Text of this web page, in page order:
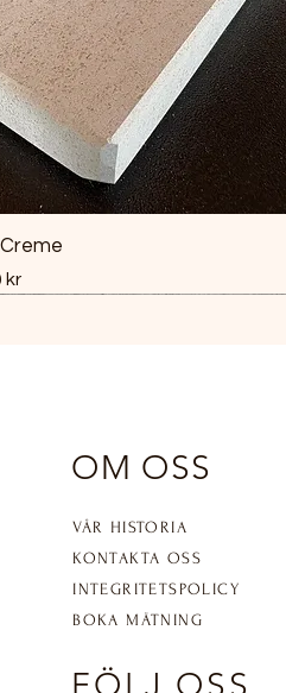
kr
OM OSS
VÅR HISTORIA
KONTAKTA OSS
INTEGRITETSPOLICY
BOKA MÄTNING